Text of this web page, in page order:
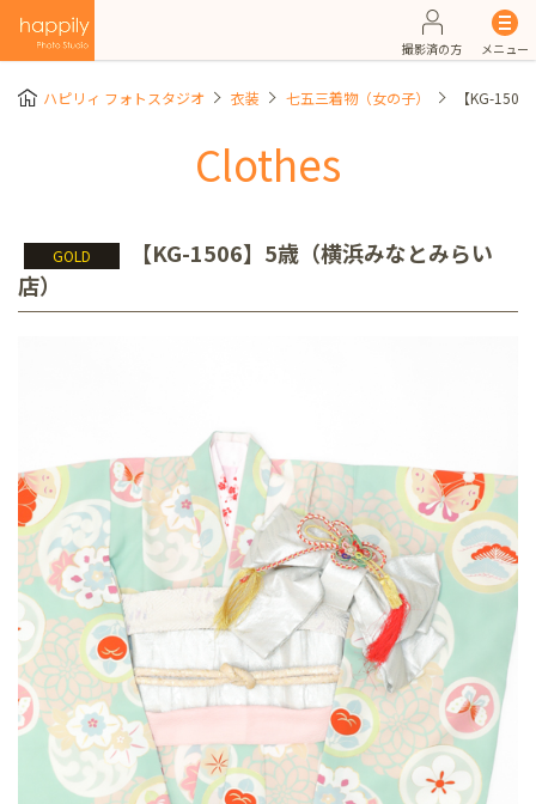
撮影済の方 メニュー
ハピリィ フォトスタジオ 衣装 七五三着物（女の子） 【KG-
Clothes
GOLD
【KG-1506】5歳（横浜みなとみらい
店）